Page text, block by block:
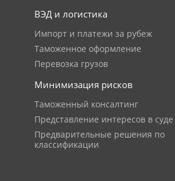
ВЭД и логистика
Импорт и платежи за рубеж
Таможенное оформление
Перевозка грузов
Минимизация рисков
Таможенный консалтинг
Представление интересов в суде
Предварительные решения по
классификации